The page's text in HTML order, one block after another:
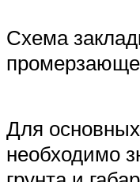
Схема
Для
необходимо